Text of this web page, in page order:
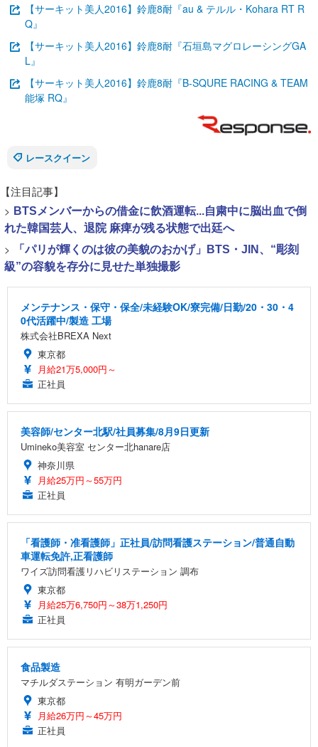
【サーキット美人2016】鈴鹿8耐『au & テルル・Kohara RT R
Q』
【サーキット美人2016】鈴鹿8耐『石垣島マグロレーシングGA
L』
【サーキット美人2016】鈴鹿8耐『B-SQURE RACING & TEAM
能塚 RQ』
レースクイーン
【注目記事】
> BTSメンバーからの借金に飲酒運転...自粛中に脳出血で倒
れた韓国芸人、退院 麻痺が残る状態で出廷へ
>
「パリが輝くのは彼の美貌のおかげ」BTS・JIN、“彫刻
級”の容貌を存分に見せた単独撮影
メンテナンス・保守・保全/未経験OK/寮完備/日勤/20・30・4
0代活躍中/製造 工場
株式会社BREXA Next
東京都
月給21万5,000円～
正社員
美容師/センター北駅/社員募集/8月9日更新
Umineko美容室 センター北hanare店
神奈川県
月給25万円～55万円
正社員
「看護師・准看護師」正社員/訪問看護ステーション/普通自動
車運転免許,正看護師
ワイズ訪問看護リハビリステーション 調布
東京都
月給25万6,750円～38万1,250円
正社員
食品製造
マチルダステーション 有明ガーデン前
東京都
月給26万円～45万円
正社員